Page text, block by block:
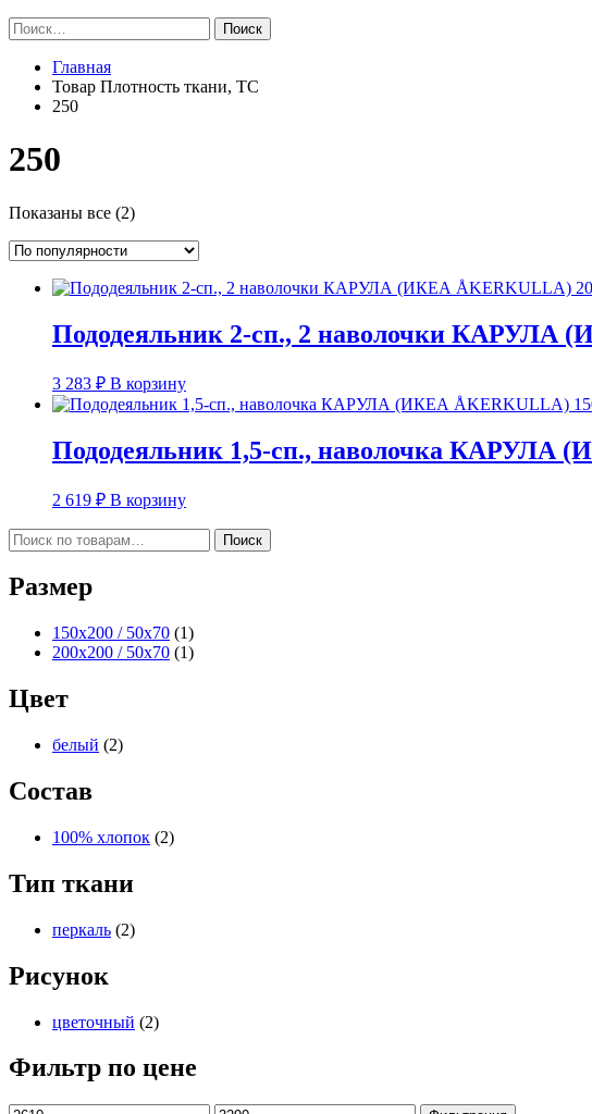
Найти:
Главная
Товар Плотность ткани, TC
250
250
Показаны все (2)Сортировка:
популярности
Пододеяльник 2-сп., 2 наволочки КАРУЛА
3 283 ₽ В корзину
Пододеяльник 1,5-сп., наволочка КАРУЛА
2 619 ₽ В корзину
Искать:
Поиск
Размер
150x200 / 50x70 (1)
200x200 / 50x70 (1)
Цвет
белый (2)
Состав
100% хлопок (2)
Тип ткани
перкаль (2)
Рисунок
цветочный (2)
Фильтр по цене